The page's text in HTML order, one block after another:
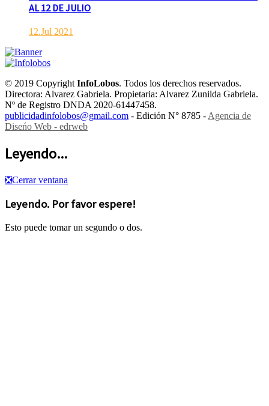
AL 12 DE JULIO
12.Jul 2021
© 2019 CopyrightInfoLobos. Todos los derechos reservados.
Directora: Alvarez Gabriela. Propietaria: Alvarez Zunilda Gabriela.
Nº de Registro DNDA 2020-61447458.
publicidadinfolobos@gmail.com - Edición N° 8785 -Agencia de
Diseńo Web - edrweb
Leyendo...
❎Cerrar ventana
Leyendo. Por favor espere!
Esto puede tomar un segundo o dos.